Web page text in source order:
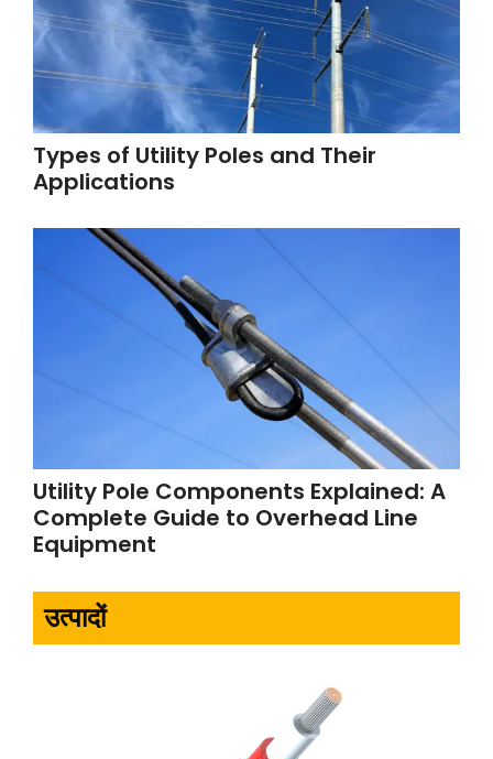
Types of Utility Poles and Their
Applications
Utility Pole Components Explained: A
Complete Guide to Overhead Line
Equipment
उत्पादों